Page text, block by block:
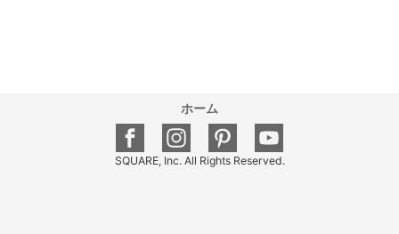
ホーム
SQUARE, Inc. All Rights Reserved.